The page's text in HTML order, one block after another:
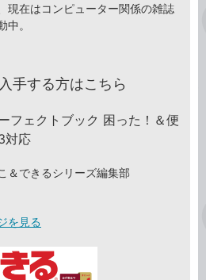
現在はコンピューター関係の雑誌
。
手する方はこちら
フェクトブック 困った！＆便
対応
＆できるシリーズ編集部
を見る